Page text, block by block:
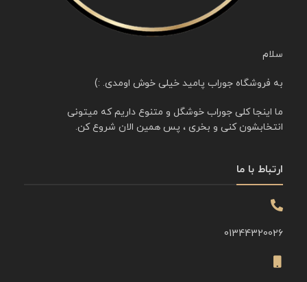
سلام
به فروشگاه جوراب پامید خیلی خوش اومدی. :)
ما اینجا کلی جوراب خوشگل و متنوع داریم که میتونی
انتخابشون کنی و بخری ، پس همین الان شروع کن.
ارتباط با ما
01344320026